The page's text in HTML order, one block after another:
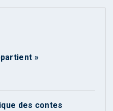
»
des contes